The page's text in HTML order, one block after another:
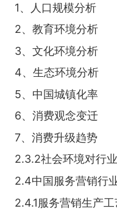
1、人口规模分析
2、教育环境分析
3、文化环境分析
4、生态环境分析
5、中国城镇化率
6、消费观念变迁
7、消费升级趋势
2.3.2社会环境对行
2.4中国服务营销行
2.4.1服务营销生产